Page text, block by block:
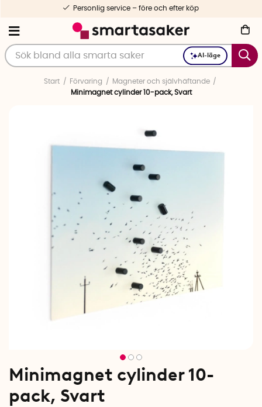
AI-läge
Personlig service – före och efter köp
Start Förvaring
Magneter och självhäftande
Minimagnet cylinder 10-pack, Svart
Minimagnet cylinder 10-
pack, Svart